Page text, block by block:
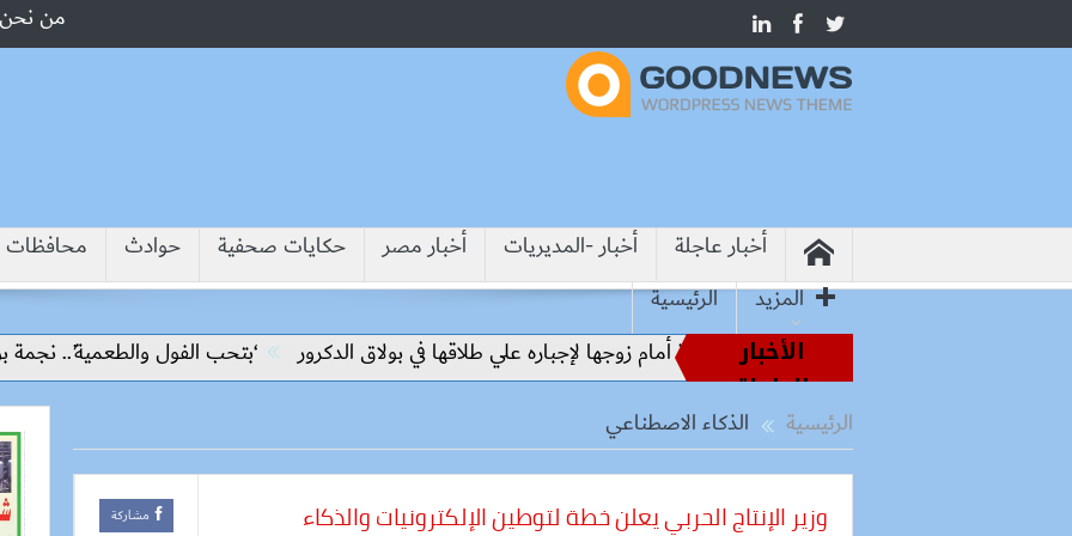
من نحن
أخبار عاجلة أخبار -المديريات أخبار مصر حكايات صحفية حوادث محافظات
المزيد
الرئيسية
الأخبار
العاجلة
“جبروت امرأة”.. مارست الرذيلة أمام زوجها لإجباره علي طلاقها في بولاق الدكرور ‘بتحب الفول والطعمية’.. نجمة بوليوود
الرئيسية الذكاء الاصطناعي
وزير الإنتاج الحربي يعلن خطة لتوطين الإلكترونيات والذكاء
مشاركة